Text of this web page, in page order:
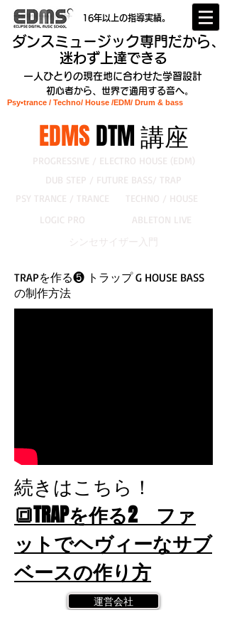
16年以上の指導実績。
ダンスミュージック専門だから、
迷わず上達できる
一人ひとりの現在地に合わせた学習設計
初心者から、世界で通用する音へ。
Psy•trance / Techno/ House /EDM/ Drum & bass
EDMS DTM 講座
PROGRESSIVE / ELECTRO HOUSE (EDM)
DUB STEP / FUTURE BASS/ TRAP
PSY TRANCE / TRANCE
TECHNO / HOUSE
LOGIC PRO
ABLETON LIVE
シンセサイザー入門
TRAPを作る❺ トラップ G HOUSE BASS
の制作方法
続きはこちら！
🔳TRAPを作る2 ファ
ットでヘヴィーなサブ
ベースの作り方
運営会社